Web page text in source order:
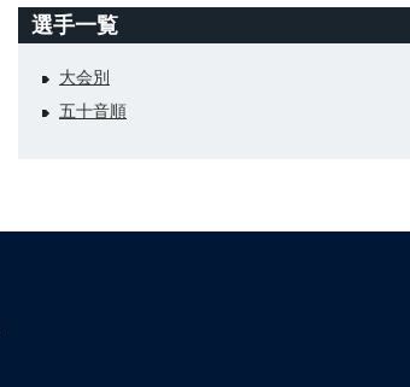
選手一覧
大会別
五十音順